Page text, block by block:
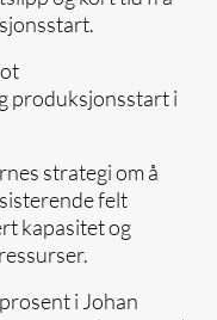
produksjonsstart i
strategi om å
felt
kapasitet og
i Johan